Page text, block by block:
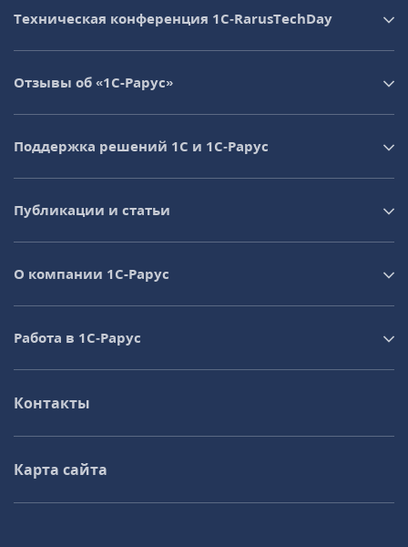
Техническая конференция 1C‑RarusTechDay
Отзывы об «1С-Рарус»
Поддержка решений 1С и 1С‑Рарус
Публикации и статьи
О компании 1C-Рарус
Работа в 1С‑Рарус
Контакты
Карта сайта